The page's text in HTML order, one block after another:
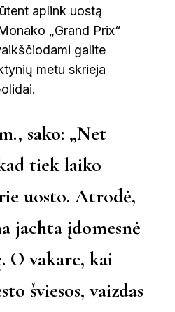
aplink uostą
„Grand Prix“
galite
metu skrieja
sako: „Net
tiek laiko
uosto. Atrodė,
jachta įdomesnė
O vakare, kai
šviesos, vaizdas